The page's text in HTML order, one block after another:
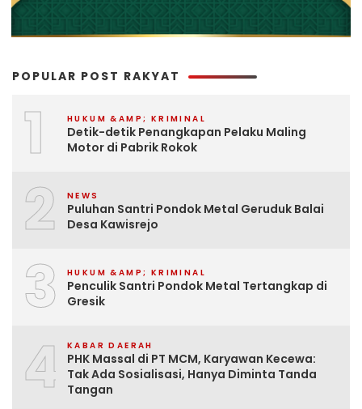
POPULAR POST RAKYAT
1 HUKUM &AMP; KRIMINAL
Detik-detik Penangkapan Pelaku Maling
Motor di Pabrik Rokok
2 NEWS
Puluhan Santri Pondok Metal Geruduk Balai
Desa Kawisrejo
3 HUKUM &AMP; KRIMINAL
Penculik Santri Pondok Metal Tertangkap di
Gresik
4 KABAR DAERAH
PHK Massal di PT MCM, Karyawan Kecewa:
Tak Ada Sosialisasi, Hanya Diminta Tanda
Tangan